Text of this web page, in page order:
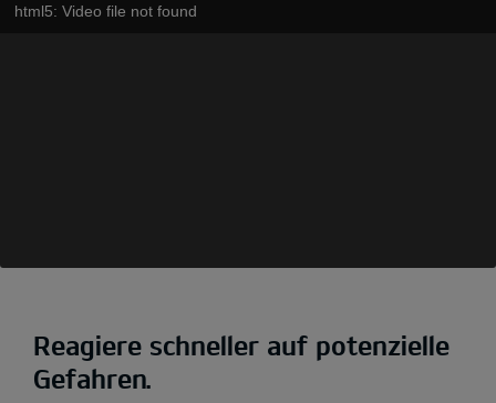
html5: Video file not found
Reagiere schneller auf potenzielle
Gefahren.